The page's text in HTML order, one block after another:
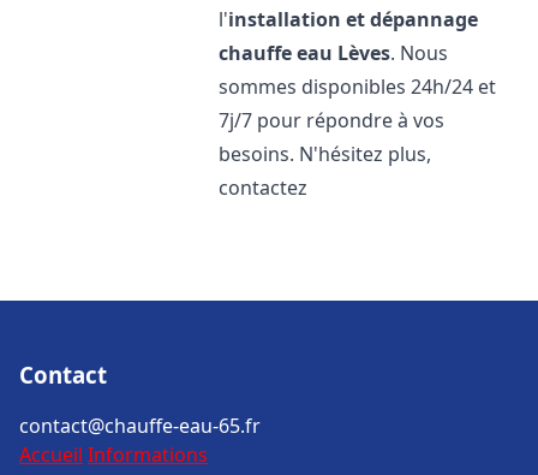
l'installation et dépannage
chauffe eau Lèves. Nous
sommes disponibles 24h/24 et
7j/7 pour répondre à vos
besoins. N'hésitez plus,
contactez
Contact
contact@chauffe-eau-65.fr
Accueil Informations